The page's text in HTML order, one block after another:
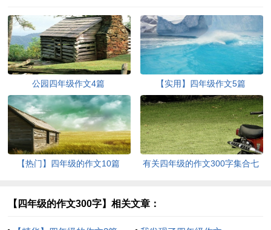
公园四年级作文4篇 【实用】四年级作文5篇
【热门】四年级的作文10篇
有关四年级的作文300字集合七
【四年级的作文300字】相关文章：